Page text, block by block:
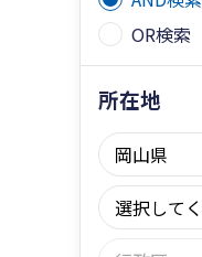
OR検索
所在地